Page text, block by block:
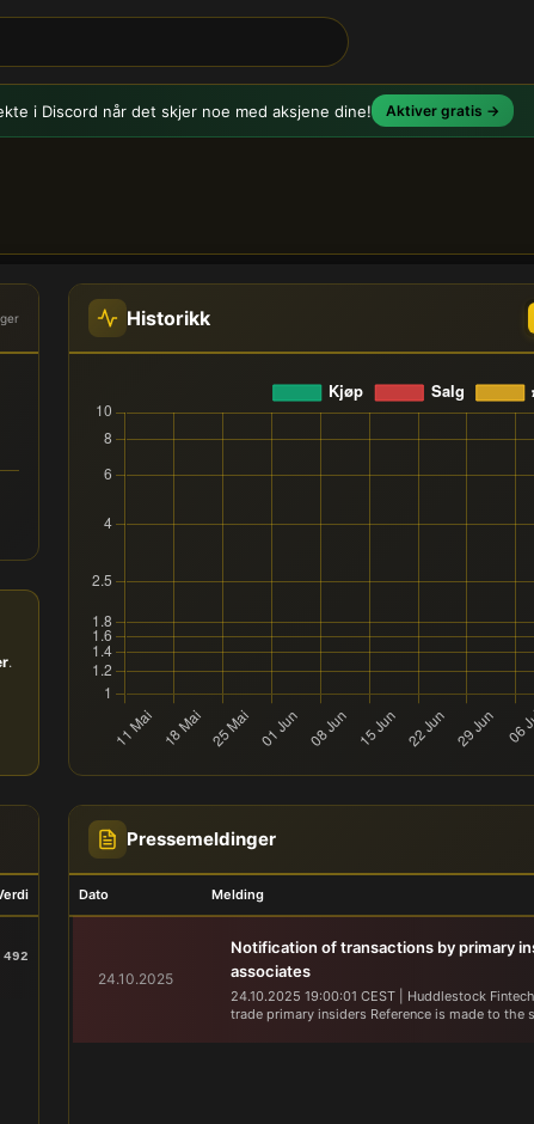
i Discord når det skjer noe med aksjene dine! Aktiver gratis →
Historikk
.
Pressemeldinger
Dato Melding
24.10.2025
Notification of transactions by primary
associates
24.10.2025 19:00:01 CEST | Huddlestock
trade primary insiders Reference is made to the